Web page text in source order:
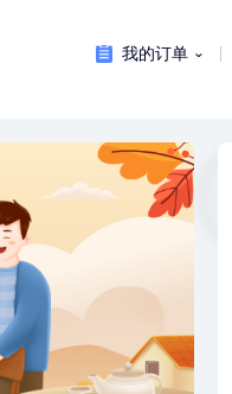
我的订单